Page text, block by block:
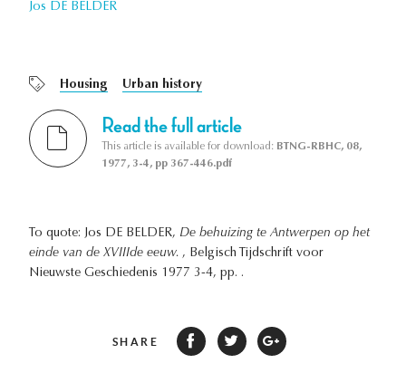
Jos DE BELDER
Housing Urban history
Read the full article
This article is available for download: BTNG-RBHC, 08,
1977, 3-4, pp 367-446.pdf
To quote: Jos DE BELDER, De behuizing te Antwerpen op het
einde van de XVIIIde eeuw. , Belgisch Tijdschrift voor
Nieuwste Geschiedenis 1977 3-4, pp. .
SHARE